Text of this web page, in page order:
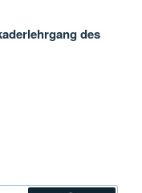
des